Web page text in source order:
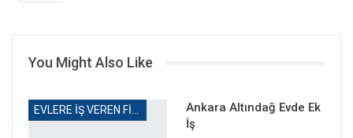
You Might Also Like
Ankara Altındağ Evde Ek
İş